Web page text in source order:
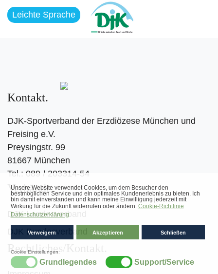
Leichte Sprache
Kontakt
DJK-Sportverband der Erzdiözese München und
Freising e.V.
Preysingstr. 99
81667 München
Tel.: 089 / 203314-54
Verbände
DJK Landesverband
DJK Bundesverband
Rechtliches/Kontakt